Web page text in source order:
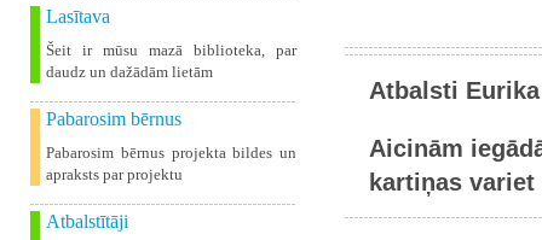
Lasītava
Šeit ir mūsu mazā biblioteka, par
daudz un dažādām lietām
Pabarosim bērnus
Pabarosim bērnus projekta bildes un
apraksts par projektu
Atbalstītāji
Atbalsti
Aicinām
kartiņas variet